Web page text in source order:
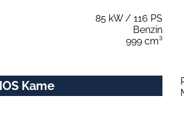
85 kW / 116 PS
Benzin
999 cm³
Kame